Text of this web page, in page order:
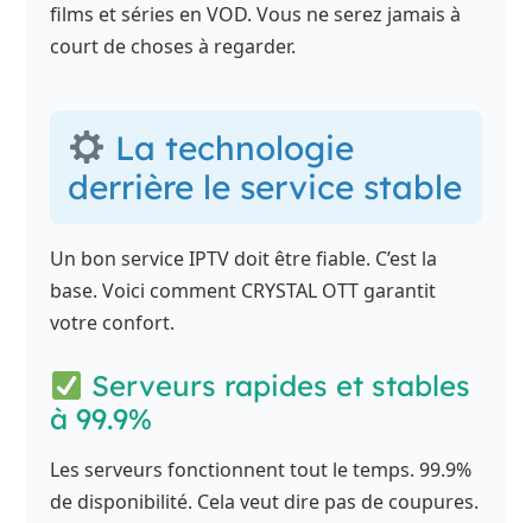
films et séries en VOD. Vous ne serez jamais à
court de choses à regarder.
La technologie
derrière le service stable
Un bon service IPTV doit être fiable. C’est la
base. Voici comment CRYSTAL OTT garantit
votre confort.
Serveurs rapides et stables
à 99.9%
Les serveurs fonctionnent tout le temps. 99.9%
de disponibilité. Cela veut dire pas de coupures.